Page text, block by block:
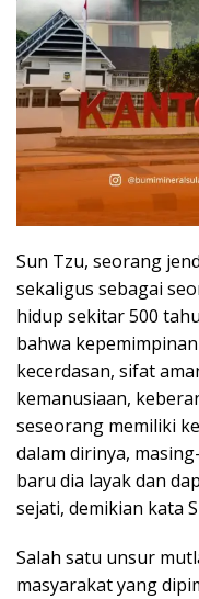
Sun Tzu, seorang
sekaligus sebagai
hidup sekitar 500
bahwa
kecerdasan, sifat
kemanusiaan,
seseorang memiliki
dalam dirinya,
baru dia layak dan
sejati, demikian kata
Salah satu unsur
masyarakat yang